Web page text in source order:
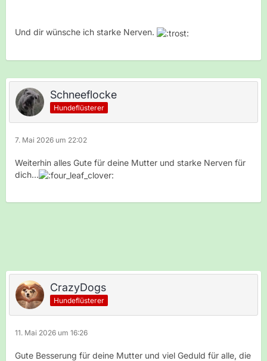
Und dir wünsche ich starke Nerven.
Schneeflocke
Hundeflüsterer
7. Mai 2026 um 22:02
Weiterhin alles Gute für deine Mutter und starke Nerven für
dich...
CrazyDogs
Hundeflüsterer
11. Mai 2026 um 16:26
Gute Besserung für deine Mutter und viel Geduld für alle, die